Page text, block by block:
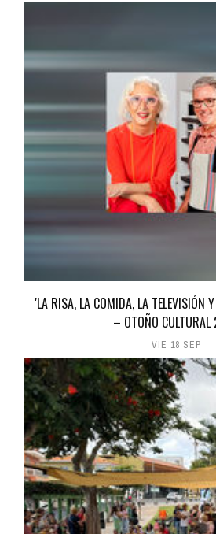
'LA RISA, LA COMIDA, LA TELEVISIÓN
– OTOÑO
VIE 18 SEP